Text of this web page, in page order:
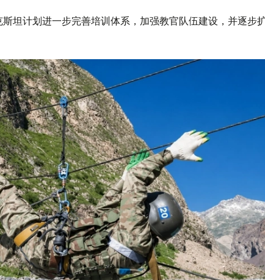
坦计划进一步完善培训体系，加强教官队伍建设，并逐步